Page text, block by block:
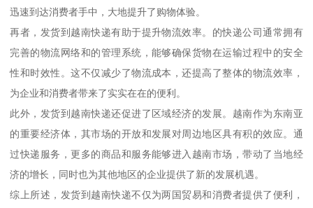
迅速到达消费者手中，大地提升了购物体验。
再者，发货到越南快递有助于提升物流效率。的快递公司通常拥有
完善的物流网络和的管理系统，能够确保货物在运输过程中的安全
性和时效性。这不仅减少了物流成本，还提高了整体的物流效率，
为企业和消费者带来了实实在在的便利。
此外，发货到越南快递还促进了区域经济的发展。越南作为东南亚
的重要经济体，其市场的开放和发展对周边地区具有积的效应。通
过快递服务，更多的商品和服务能够进入越南市场，带动了当地经
济的增长，同时也为其他地区的企业提供了新的发展机遇。
综上所述，发货到越南快递不仅为两国贸易和消费者提供了便利，